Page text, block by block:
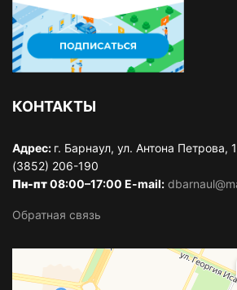
КОНТАКТЫ
Адрес: г. Барнаул, ул. Антона Петрова,
(3852) 206-190
Пн-пт08:00–17:00 E-mail:
Обратная связь